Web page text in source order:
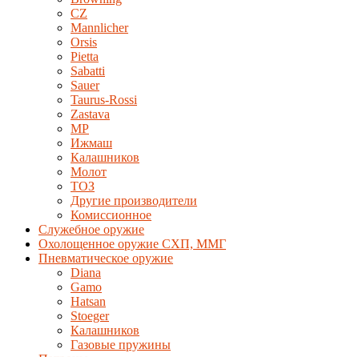
CZ
Mannlicher
Orsis
Pietta
Sabatti
Sauer
Taurus-Rossi
Zastava
MP
Ижмаш
Калашников
Молот
ТОЗ
Другие производители
Комиссионное
Служебное оружие
Охолощенное оружие СХП, ММГ
Пневматическое оружие
Diana
Gamo
Hatsan
Stoeger
Калашников
Газовые пружины